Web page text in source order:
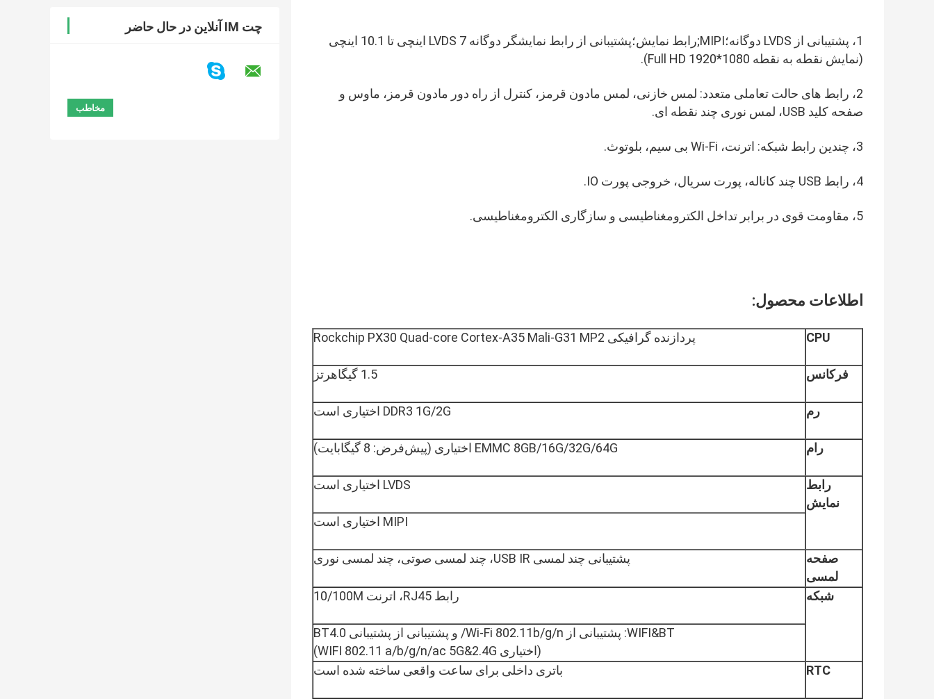
چت IM آنلاین در حال حاضر
1، پشتیبانی از LVDS دوگانه؛MIPI;رابط نمایش؛پشتیبانی از رابط نمایشگر دوگانه LVDS 7 اینچی تا 10.1 اینچی
(نمایش نقطه به نقطه Full HD 1920*1080).
2، رابط های حالت تعاملی متعدد: لمس خازنی، لمس مادون قرمز، کنترل از راه دور مادون قرمز، ماوس و
صفحه کلید USB، لمس نوری چند نقطه ای.
3، چندین رابط شبکه: اترنت، Wi-Fi بی سیم، بلوتوث.
4، رابط USB چند کاناله، پورت سریال، خروجی پورت IO.
5، مقاومت قوی در برابر تداخل الکترومغناطیسی و سازگاری الکترومغناطیسی.
اطلاعات محصول:
CPU پردازنده گرافیکی Rockchip PX30 Quad-core Cortex-A35 Mali-G31 MP2
فرکانس 1.5 گیگاهرتز
رم DDR3 1G/2G اختیاری است
رام EMMC 8GB/16G/32G/64G اختیاری (پیش‌فرض: 8 گیگابایت)
رابط
نمایش
LVDS اختیاری است
MIPI اختیاری است
صفحه
لمسی
پشتیبانی چند لمسی USB IR، چند لمسی صوتی، چند لمسی نوری
شبکه رابط RJ45، اترنت 10/100M
WIFI&BT: پشتیبانی از Wi-Fi 802.11b/g/n/ و پشتیبانی از پشتیبانی BT4.0
(اختیاری WIFI 802.11 a/b/g/n/ac 5G&2.4G)
RTC
باتری داخلی برای ساعت واقعی ساخته شده است